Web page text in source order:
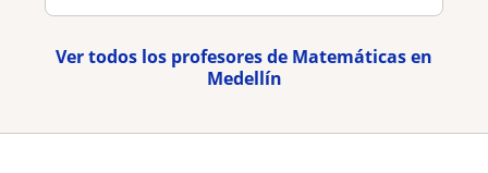
Ver todos los profesores de Matemáticas en
Medellín